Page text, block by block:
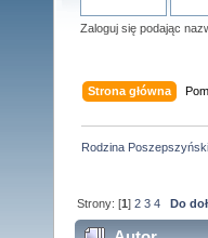
Zaloguj się podając
Strona główna
Rodzina
Strony: [1]2 3 4 Do